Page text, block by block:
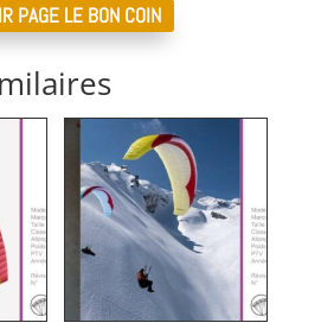
PAGE LE BON COIN